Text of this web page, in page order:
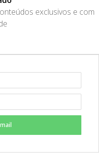
exclusivos e com